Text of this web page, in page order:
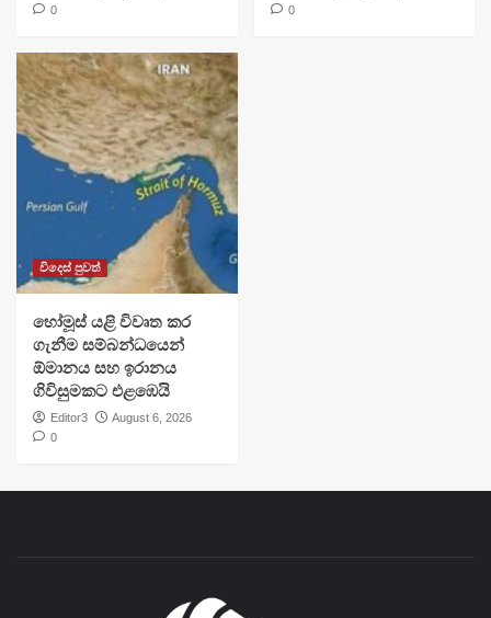
0
0
විදෙස් පුවත්
හෝමූස් යළි විවෘත කර
ගැනීම සම්බන්ධයෙන්
ඕමානය සහ ඉරානය
ගිවිසුමකට එළඹෙයි
Editor3
August 6, 2026
0